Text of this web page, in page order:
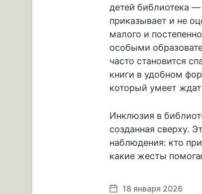
детей библиотека —
приказывает и не
малого и
особыми
часто становится
книги в удобном
который умеет
Инклюзия в
созданная сверху.
наблюдения: кто
какие жесты
18 января 2026